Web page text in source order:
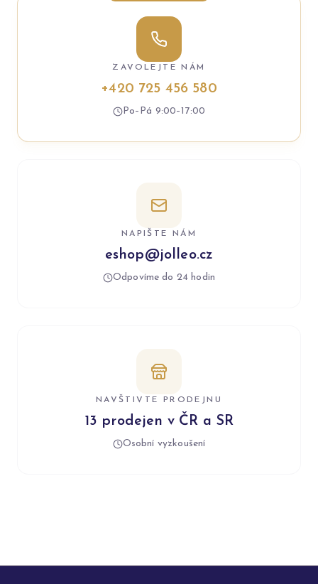
ZAVOLEJTE NÁM
+420 725 456 580
Po–Pá 9:00–17:00
NAPIŠTE NÁM
eshop@jolleo.cz
Odpovíme do 24 hodin
NAVŠTIVTE PRODEJNU
13 prodejen v ČR a SR
Osobní vyzkoušení